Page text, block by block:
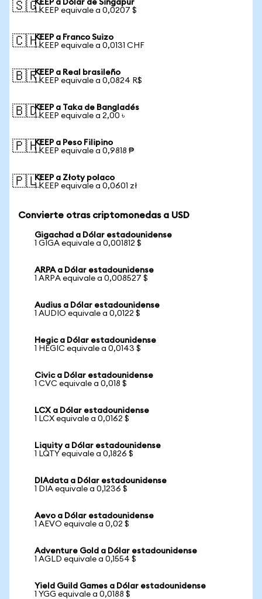
🇸🇬KEEP a Dólar de Singapur
1 KEEP equivale a 0,0207 $
🇨🇭KEEP a Franco Suizo
1 KEEP equivale a 0,0131 CHF
🇧🇷KEEP a Real brasileño
1 KEEP equivale a 0,0824 R$
🇧🇩KEEP a Taka de Bangladés
1 KEEP equivale a 2,00 ৳
🇵🇭KEEP a Peso Filipino
1 KEEP equivale a 0,9818 ₱
🇵🇱KEEP a Złoty polaco
1 KEEP equivale a 0,0601 zł
Convierte otras criptomonedas a USD
Gigachad a Dólar estadounidense
1 GIGA equivale a 0,001812 $
ARPA a Dólar estadounidense
1 ARPA equivale a 0,008527 $
Audius a Dólar estadounidense
1 AUDIO equivale a 0,0122 $
Hegic a Dólar estadounidense
1 HEGIC equivale a 0,0143 $
Civic a Dólar estadounidense
1 CVC equivale a 0,018 $
LCX a Dólar estadounidense
1 LCX equivale a 0,0162 $
Liquity a Dólar estadounidense
1 LQTY equivale a 0,1826 $
DIAdata a Dólar estadounidense
1 DIA equivale a 0,1236 $
Aevo a Dólar estadounidense
1 AEVO equivale a 0,02 $
Adventure Gold a Dólar estadounidense
1 AGLD equivale a 0,1554 $
Yield Guild Games a Dólar estadounidense
1 YGG equivale a 0,0188 $